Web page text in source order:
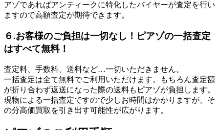
アゾであればアンティークに特化したバイヤーが査定を行い
ますので高額査定が期待できます。
６.お客様のご負担は一切なし！ピアゾの一括査定
はすべて無料！
査定料、手数料、送料など…一切いただきません。
一括査定は全て無料でご利用いただけます。もちろん査定額
が折り合わず返送になった際の送料もピアゾが負担します。
現物による一括査定ですので少しお時間はかかりますが、そ
の分高価買取を引き出す可能性が広がります。